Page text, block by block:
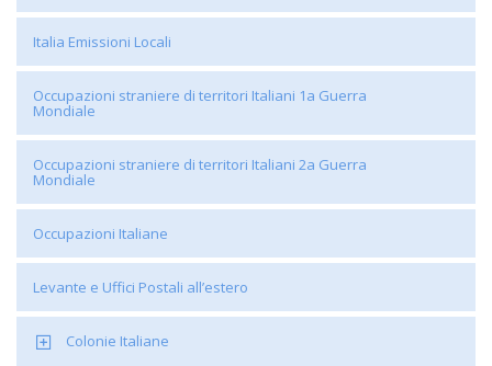
Italia Emissioni Locali
Occupazioni straniere di territori Italiani 1a Guerra
Mondiale
Occupazioni straniere di territori Italiani 2a Guerra
Mondiale
Occupazioni Italiane
Levante e Uffici Postali all’estero
Colonie Italiane